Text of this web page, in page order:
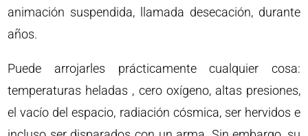
animación suspendida, llamada desecación, durante
años.
Puede arrojarles prácticamente cualquier cosa:
temperaturas heladas , cero oxígeno, altas presiones,
el vacío del espacio, radiación cósmica, ser hervidos e